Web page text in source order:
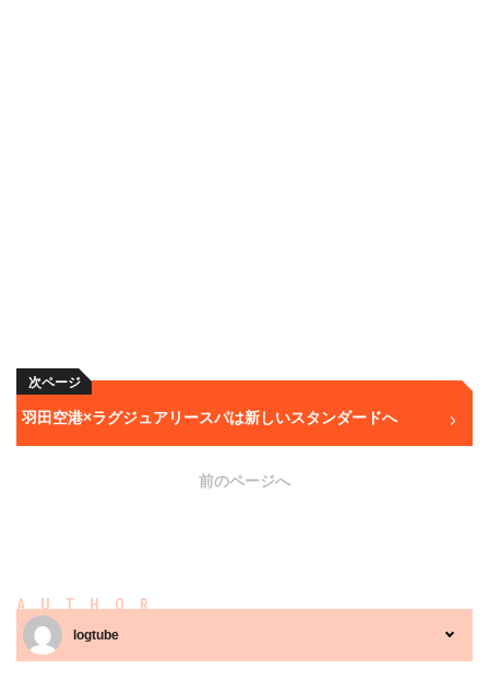
次ページ
羽田空港×ラグジュアリースパは新しいスタンダードへ
前のページへ
AUTHOR
logtube